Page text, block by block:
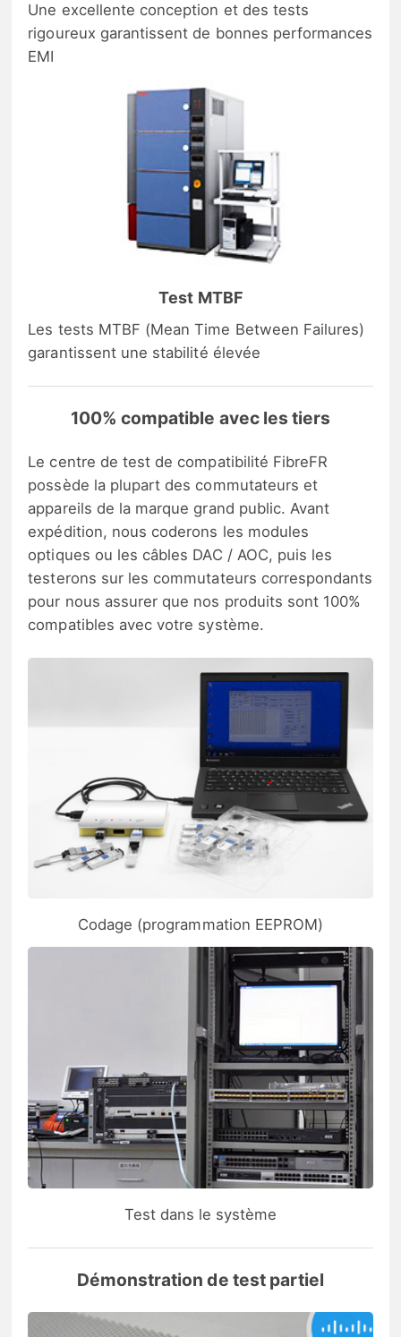
Une excellente conception et des tests
rigoureux garantissent de bonnes performances
EMI
Test MTBF
Les tests MTBF (Mean Time Between Failures)
garantissent une stabilité élevée
100% compatible avec les tiers
Le centre de test de compatibilité FibreFR
possède la plupart des commutateurs et
appareils de la marque grand public. Avant
expédition, nous coderons les modules
optiques ou les câbles DAC / AOC, puis les
testerons sur les commutateurs correspondants
pour nous assurer que nos produits sont 100%
compatibles avec votre système.
Codage (programmation EEPROM)
Test dans le système
Démonstration de test partiel